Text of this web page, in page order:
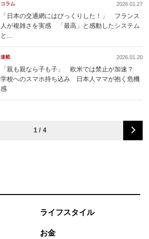
コラム 2026.01.27
「日本の交通網にはびっくりした！」 フランス
人が複雑さを実感 「最高」と感動したシステム
と...
連載 2026.01.20
「親も親なら子も子」 欧米では禁止が加速？
学校へのスマホ持ち込み 日本人ママが抱く危機
感
1 / 4
ライフスタイル
お金